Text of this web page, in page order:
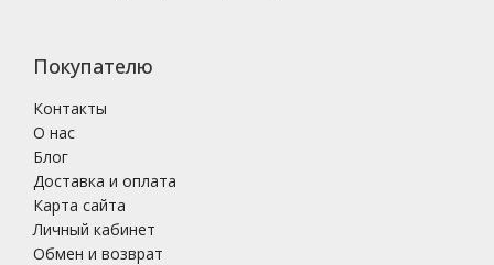
Покупателю
Контакты
О нас
Блог
Доставка и оплата
Карта сайта
Личный кабинет
Обмен и возврат